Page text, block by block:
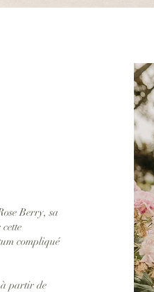
Berry, sa
compliqué
à partir de